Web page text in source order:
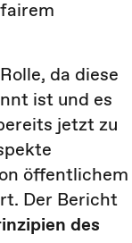
da diese
ist und es
jetzt zu
öffentlichem
Der Bericht
des